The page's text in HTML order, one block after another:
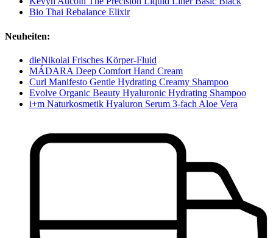
Bio Thai Rebalance Elixir
Neuheiten:
dieNikolai Frisches Körper-Fluid
MÁDARA Deep Comfort Hand Cream
Curl Manifesto Gentle Hydrating Creamy Shampoo
Evolve Organic Beauty Hyaluronic Hydrating Shampoo
i+m Naturkosmetik Hyaluron Serum 3-fach Aloe Vera